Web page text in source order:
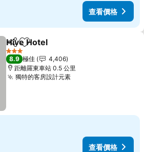
查看價格
分享 放到收藏夾
Hive Hotel
3 星級
8.9 極佳
4,406
距離羅東車站 0.5 公里
獨特的客房設計元素查看價格
查看價格